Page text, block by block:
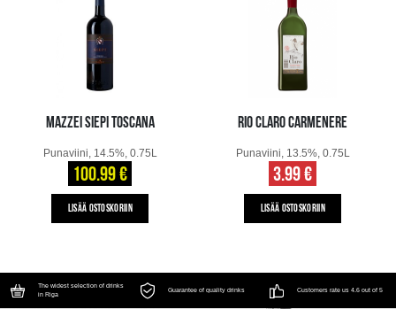
MAZZEI SIEPI TOSCANA
Punaviini, 14.5%, 0.75L
100.99 €
LISÄÄ OSTOSKORIIN
RIO CLARO CARMENERE
Punaviini, 13.5%, 0.75L
3.99 €
LISÄÄ OSTOSKORIIN
The widest selection of drinks
in Riga
Guarantee of quality drinks Customers rate us 4.6 out of 5